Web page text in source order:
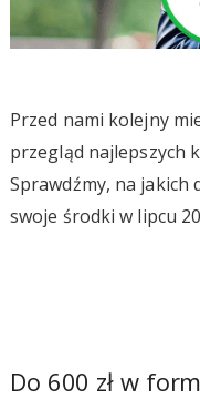
Przed nami kolejny
przegląd najlepszych
Sprawdźmy, na jakich
swoje środki w lipcu
Do 600 zł w